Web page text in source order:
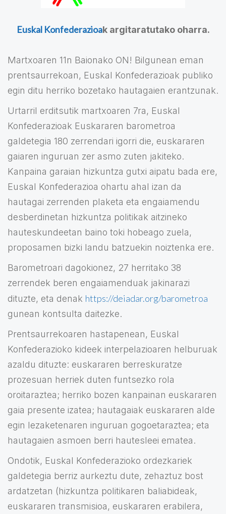
Euskal Konfederazioak argitaratutako oharra.
Martxoaren 11n Baionako ON! Bilgunean eman
prentsaurrekoan, Euskal Konfederazioak publiko
egin ditu herriko bozetako hautagaien erantzunak.
Urtarril erditsutik martxoaren 7ra, Euskal
Konfederazioak Euskararen barometroa
galdetegia 180 zerrendari igorri die, euskararen
gaiaren inguruan zer asmo zuten jakiteko.
Kanpaina garaian hizkuntza gutxi aipatu bada ere,
Euskal Konfederazioa ohartu ahal izan da
hautagai zerrenden plaketa eta engaiamendu
desberdinetan hizkuntza politikak aitzineko
hauteskundeetan baino toki hobeago zuela,
proposamen bizki landu batzuekin noiztenka ere.
Barometroari dagokionez, 27 herritako 38
zerrendek beren engaiamenduak jakinarazi
dituzte, eta denak https://deiadar.org/barometroa
gunean kontsulta daitezke.
Prentsaurrekoaren hastapenean, Euskal
Konfederazioko kideek interpelazioaren helburuak
azaldu dituzte: euskararen berreskuratze
prozesuan herriek duten funtsezko rola
oroitaraztea; herriko bozen kanpainan euskararen
gaia presente izatea; hautagaiak euskararen alde
egin lezaketenaren inguruan gogoetaraztea; eta
hautagaien asmoen berri hautesleei ematea.
Ondotik, Euskal Konfederazioko ordezkariek
galdetegia berriz aurkeztu dute, zehaztuz bost
ardatzetan (hizkuntza politikaren baliabideak,
euskararen transmisioa, euskararen erabilera,